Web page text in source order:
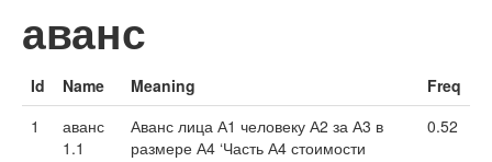
аванс
Id Name Meaning
Freq
1
аванс
1.1
Аванс лица А1 человеку А2 за А3 в
размере А4 ‘Часть А4 стоимости
0.52